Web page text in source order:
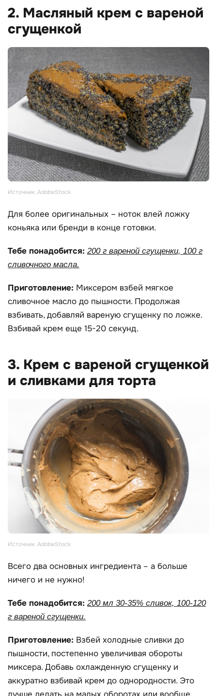
2. Масляный крем с вареной
сгущенкой
Источник: AdobeStock
Для более оригинальных – ноток влей ложку
коньяка или бренди в конце готовки.
Тебе понадобится: 200 г вареной сгущенки, 100 г
сливочного масла.
Приготовление: Миксером взбей мягкое
сливочное масло до пышности. Продолжая
взбивать, добавляй вареную сгущенку по ложке.
Взбивай крем еще 15-20 секунд.
3. Крем с вареной сгущенкой
и сливками для торта
Источник: AdobeStock
Всего два основных ингредиента – а больше
ничего и не нужно!
Тебе понадобится: 200 мл 30-35% сливок, 100-120
г вареной сгущенки.
Приготовление: Взбей холодные сливки до
пышности, постепенно увеличивая обороты
миксера. Добавь охлажденную сгущенку и
аккуратно взбивай крем до однородности. Это